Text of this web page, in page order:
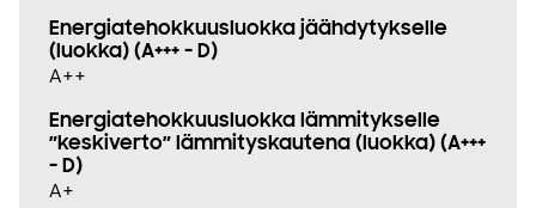
Energiatehokkuusluokka jäähdytykselle
(luokka) (A+++ - D)
A++
Energiatehokkuusluokka lämmitykselle
”keskiverto” lämmityskautena (luokka) (A+++
- D)
A+